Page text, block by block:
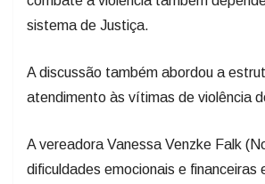
sistema de Justiça.
A discussão também abordou a
atendimento às vítimas de violência
A vereadora Vanessa Venzke Falk
dificuldades emocionais e financeiras